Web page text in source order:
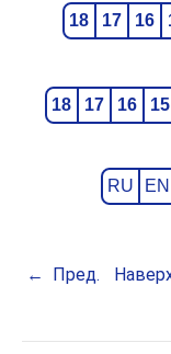
18
17 16
18
17 16 15
RU EN
Пред.